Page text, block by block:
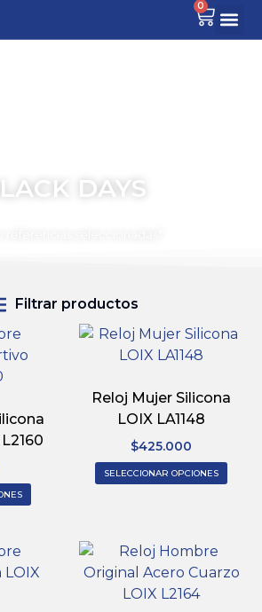
0
DAYS
Filtrar productos
Reloj Mujer Silicona
LOIX LA1148
$425.000
SELECCIONAR OPCIONES